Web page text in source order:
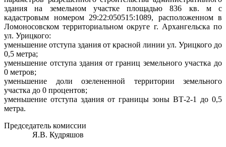
здания на земельном участке площадью 836 кв. м с
кадастровым номером 29:22:050515:1089, расположенном в
Ломоносовском территориальном округе г. Архангельска по
ул. Урицкого:
уменьшение отступа здания от красной линии ул. Урицкого до
0,5 метра;
уменьшение отступа здания от границ земельного участка до
0 метров;
уменьшение доли озелененной территории земельного
участка до 0 процентов;
уменьшение отступа здания от границы зоны ВТ-2-1 до 0,5
метра.
Председатель комиссии
Я.В. Кудряшов